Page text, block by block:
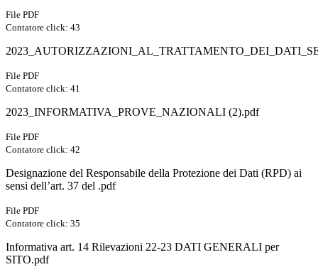
File PDF
Contatore click: 43
File PDF
Contatore click: 41
2023_INFORMATIVA_PROVE_NAZIONALI (2).pdf
File PDF
Contatore click: 42
Designazione del Responsabile della Protezione dei Dati (RPD) ai
sensi dell’art. 37 del .pdf
File PDF
Contatore click: 35
Informativa art. 14 Rilevazioni 22-23 DATI GENERALI per
SITO.pdf